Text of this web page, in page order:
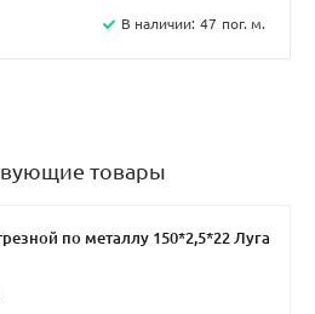
В наличии: 47 пог. м.
товары
по металлу 150*2,5*22 Луга